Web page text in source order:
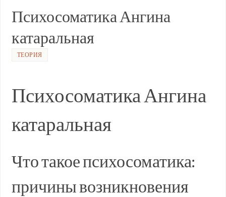
Психосоматика Ангина
катаральная
ТЕОРИЯ
Психосоматика Ангина
катаральная
Что такое психосоматика:
причины возникновения